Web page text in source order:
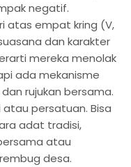
negatif.
atas empat kring (V,
dan karakter
mereka menolak
ada mekanisme
rujukan bersama.
persatuan. Bisa
adat tradisi,
atau
desa.